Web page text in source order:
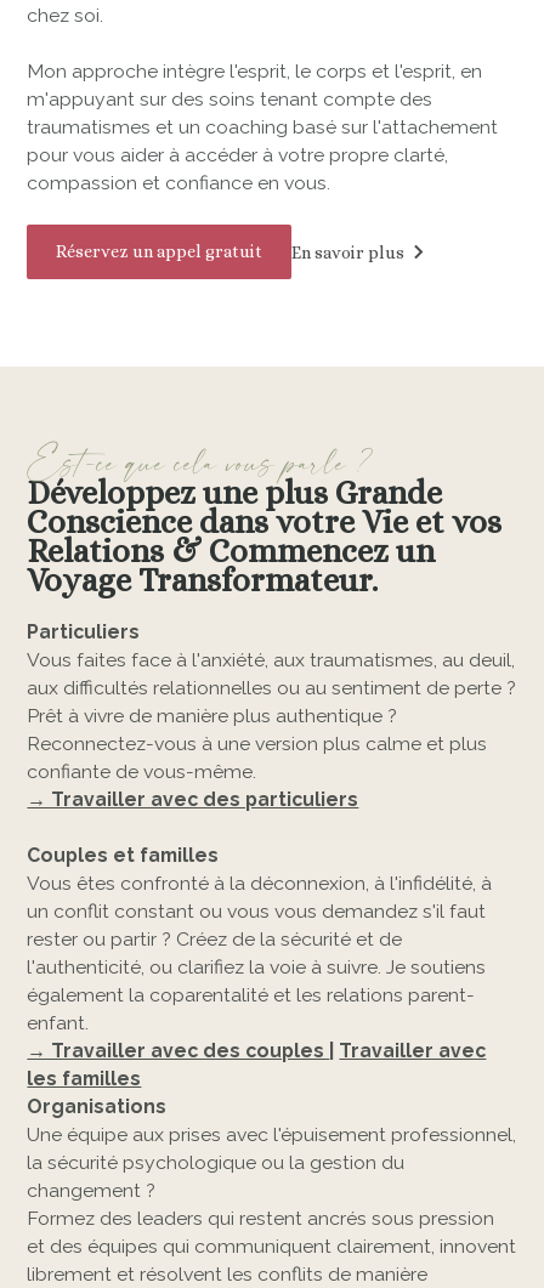
chez soi.
Mon approche intègre l'esprit, le corps et l'esprit, en
m'appuyant sur des soins tenant compte des
traumatismes et un coaching basé sur l'attachement
pour vous aider à accéder à votre propre clarté,
compassion et confiance en vous.
Réservez un appel gratuit En savoir plus
Est-ce que cela vous parle ?
Développez une plus Grande
Conscience dans votre Vie et vos
Relations & Commencez un
Voyage Transformateur.
Particuliers
Vous faites face à l'anxiété, aux traumatismes, au deuil,
aux difficultés relationnelles ou au sentiment de perte ?
Prêt à vivre de manière plus authentique ?
Reconnectez-vous à une version plus calme et plus
confiante de vous-même.
→ Travailler avec des particuliers
Couples et familles
Vous êtes confronté à la déconnexion, à l'infidélité, à
un conflit constant ou vous vous demandez s'il faut
rester ou partir ? Créez de la sécurité et de
l'authenticité, ou clarifiez la voie à suivre. Je soutiens
également la coparentalité et les relations parent-
enfant.
→ Travailler avec des couples
Travailler avec
les familles
Organisations
Une équipe aux prises avec l'épuisement professionnel,
la sécurité psychologique ou la gestion du
changement ?
Formez des leaders qui restent ancrés sous pression
et des équipes qui communiquent clairement, innovent
librement et résolvent les conflits de manière